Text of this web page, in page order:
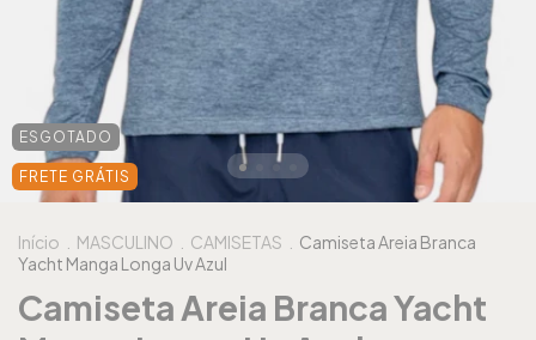
ESGOTADO
FRETE GRÁTIS
Início MASCULINO CAMISETAS
Camiseta Areia Branca
Yacht Manga Longa Uv Azul
Camiseta Areia Branca Yacht